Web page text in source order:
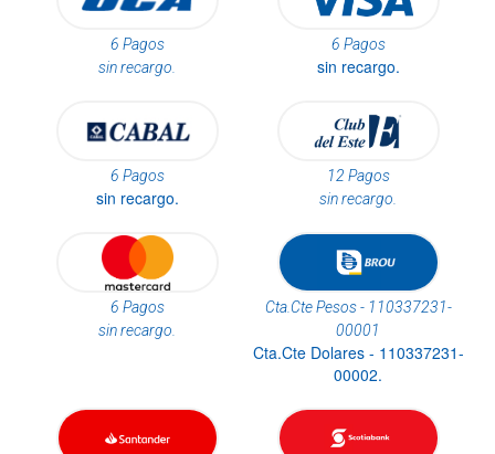
6 Pagos
sin recargo.
6 Pagos
sin recargo.
6 Pagos
sin recargo.
12 Pagos
sin recargo.
6 Pagos
sin recargo.
Cta.Cte Pesos - 110337231-
00001
Cta.Cte Dolares - 110337231-
00002.